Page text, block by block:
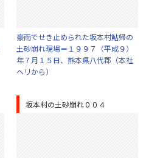
豪雨でせき止められた坂本村鮎帰の
土砂崩れ現場＝１９９７（平成９）
年７月１５日、熊本県八代郡（本社
ヘリから）
坂本村の土砂崩れ００４